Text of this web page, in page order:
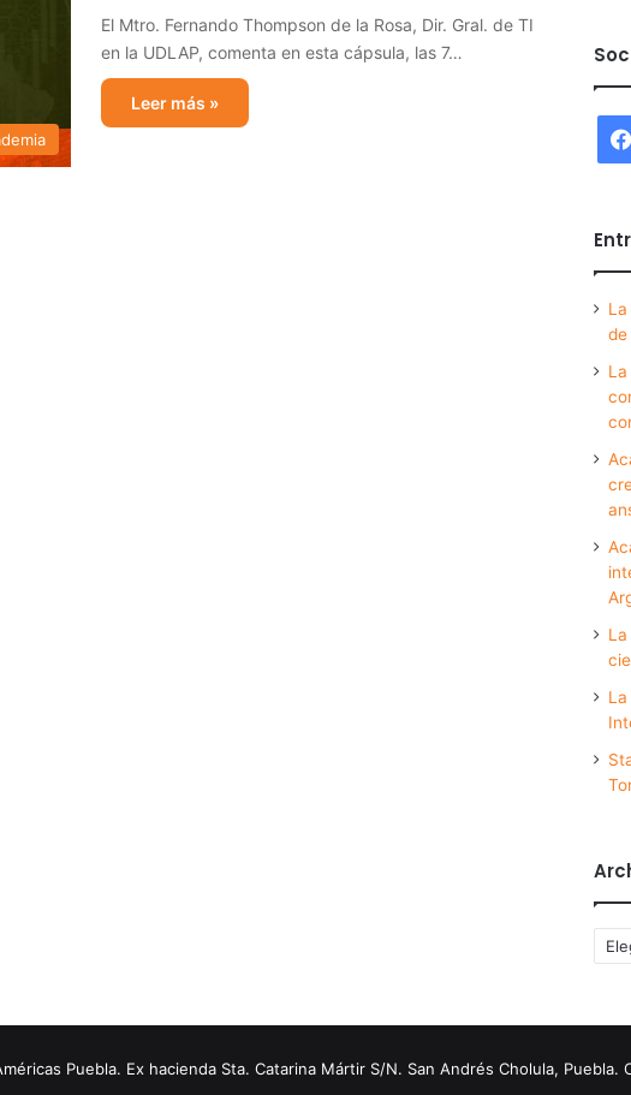
El Mtro. Fernando Thompson de la Rosa, Dir. Gral. de TI
en la UDLAP, comenta en esta cápsula, las 7…
Leer más »
de
Puebla. Ex hacienda Sta. Catarina Mártir S/N. San Andrés Cholula, Puebla.